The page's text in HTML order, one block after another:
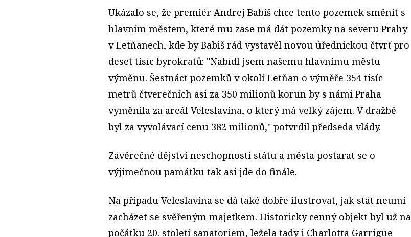
Ukázalo se, že premiér Andrej Babiš chce tento pozemek směnit s
hlavním městem, které mu zase má dát pozemky na severu Prahy
v Letňanech, kde by Babiš rád vystavěl novou úřednickou čtvrť pro
deset tisíc byrokratů: "Nabídl jsem našemu hlavnímu městu
výměnu. Šestnáct pozemků v okolí Letňan o výměře 354 tisíc
metrů čtverečních asi za 350 milionů korun by s námi Praha
vyměnila za areál Veleslavína, o který má velký zájem. V dražbě
byl za vyvolávací cenu 382 milionů," potvrdil předseda vlády.
Závěrečné dějství neschopnosti státu a města postarat se o
výjimečnou památku tak asi jde do finále.
Na případu Veleslavína se dá také dobře ilustrovat, jak stát neumí
zacházet se svěřeným majetkem. Historicky cenný objekt byl už na
počátku 20. století sanatoriem, ležela tady i Charlotta Garrigue